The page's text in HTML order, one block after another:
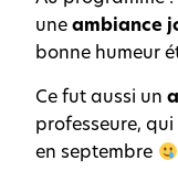
uneambiance
bonne humeur
Ce fut aussi un
professeure,
en septembre